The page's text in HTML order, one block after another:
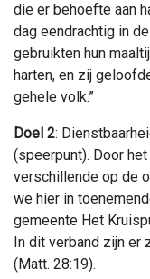
die er behoefte aan
dag eendrachtig in
gebruikten hun
harten, en zij
gehele volk.”
Doel 2:
(speerpunt). Door
verschillende op de
we hier in
gemeente Het
In dit verband zijn
(Matt. 28:19).